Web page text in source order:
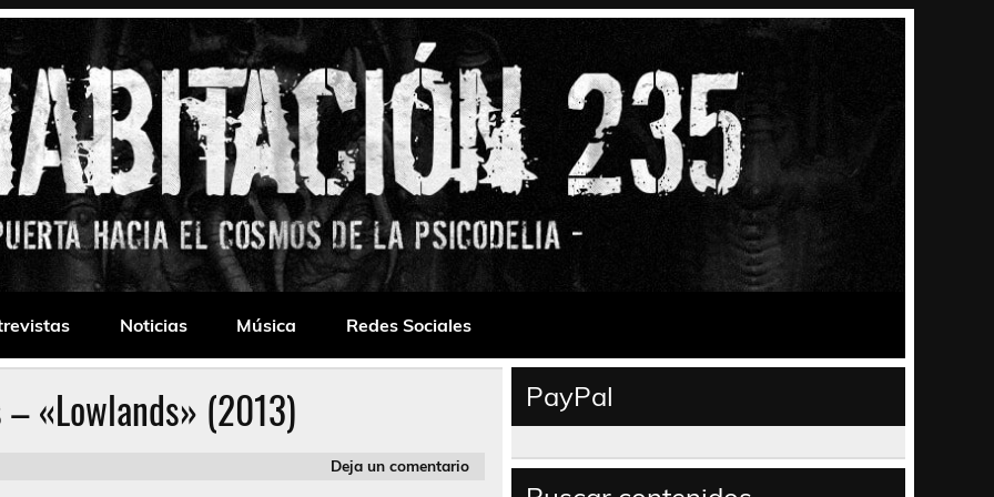
Noticias Música Redes Sociales
– «Lowlands» (2013)
Deja un comentario
PayPal